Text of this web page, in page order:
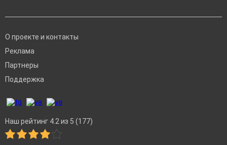
О проекте и контакты
Реклама
Партнеры
Поддержка
Наш рейтинг 4.2 из 5 (177)